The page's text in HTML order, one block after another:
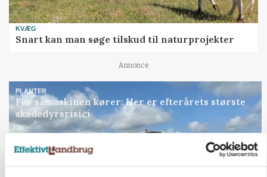
KVÆG
Snart kan man søge tilskud til naturprojekter
Annonce
PLANTER
Før såmaskinen kører: Her er efterårets største
skadedyrsrisici
Loading...